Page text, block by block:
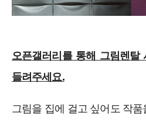
오픈갤러리를 통해 그림렌탈
들려주세요.
그림을 집에 걸고 싶어도 작